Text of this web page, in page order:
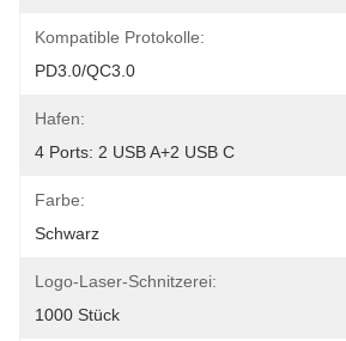
Kompatible Protokolle:
PD3.0/QC3.0
Hafen:
4 Ports: 2 USB A+2 USB C
Farbe:
Schwarz
Logo-Laser-Schnitzerei:
1000 Stück